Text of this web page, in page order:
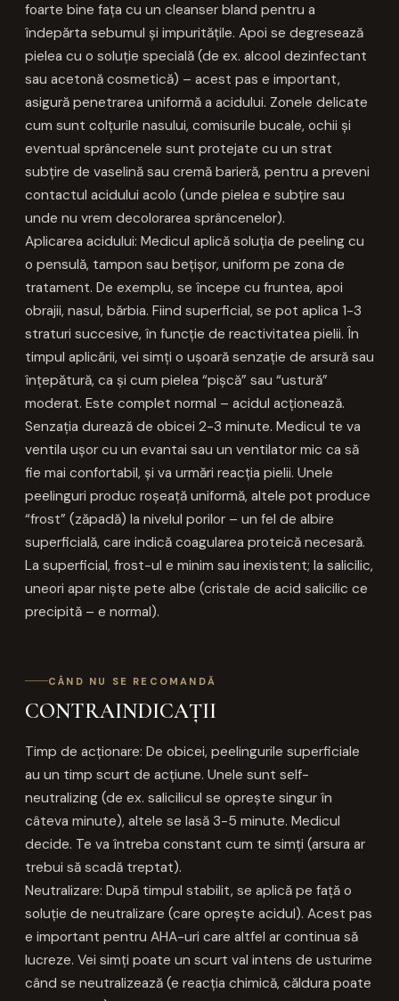
foarte bine fața cu un cleanser bland pentru a
îndepărta sebumul și impuritățile. Apoi se degresează
pielea cu o soluție specială (de ex. alcool dezinfectant
sau acetonă cosmetică) – acest pas e important,
asigură penetrarea uniformă a acidului. Zonele delicate
cum sunt colțurile nasului, comisurile bucale, ochii și
eventual sprâncenele sunt protejate cu un strat
subțire de vaselină sau cremă barieră, pentru a preveni
contactul acidului acolo (unde pielea e subțire sau
unde nu vrem decolorarea sprâncenelor).
Aplicarea acidului: Medicul aplică soluția de peeling cu
o pensulă, tampon sau bețișor, uniform pe zona de
tratament. De exemplu, se începe cu fruntea, apoi
obrajii, nasul, bărbia. Fiind superficial, se pot aplica 1-3
straturi succesive, în funcție de reactivitatea pielii. În
timpul aplicării, vei simți o ușoară senzație de arsură sau
înțepătură, ca și cum pielea “pișcă” sau “ustură”
moderat. Este complet normal – acidul acționează.
Senzația durează de obicei 2-3 minute. Medicul te va
ventila ușor cu un evantai sau un ventilator mic ca să
fie mai confortabil, și va urmări reacția pielii. Unele
peelinguri produc roșeață uniformă, altele pot produce
“frost” (zăpadă) la nivelul porilor – un fel de albire
superficială, care indică coagularea proteică necesară.
La superficial, frost-ul e minim sau inexistent; la salicilic,
uneori apar niște pete albe (cristale de acid salicilic ce
precipită – e normal).
CÂND NU SE RECOMANDĂ
CONTRAINDICAȚII
Timp de acționare: De obicei, peelingurile superficiale
au un timp scurt de acțiune. Unele sunt self-
neutralizing (de ex. salicilicul se oprește singur în
câteva minute), altele se lasă 3-5 minute. Medicul
decide. Te va întreba constant cum te simți (arsura ar
trebui să scadă treptat).
Neutralizare: După timpul stabilit, se aplică pe față o
soluție de neutralizare (care oprește acidul). Acest pas
e important pentru AHA-uri care altfel ar continua să
lucreze. Vei simți poate un scurt val intens de usturime
când se neutralizează (e reacția chimică, căldura poate